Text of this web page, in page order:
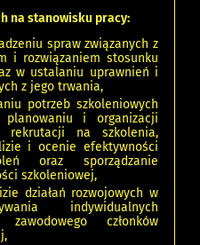
na stanowisku pracy:
spraw związanych z
i rozwiązaniem stosunku
w ustalaniu uprawnień i
z jego trwania,
potrzeb szkoleniowych
planowaniu i organizacji
rekrutacji na szkolenia,
i ocenie efektywności
oraz sporządzanie
szkoleniowej,
działań rozwojowych w
indywidualnych
członków